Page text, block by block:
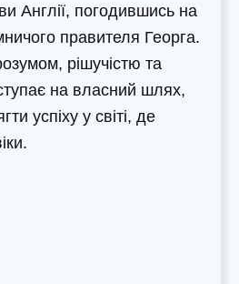
Англії, погодившись на
правителя Георга.
рішучістю та
на власний шлях,
успіху у світі, де